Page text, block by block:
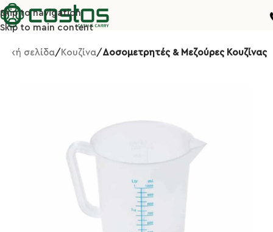
Skip to navigation
Skip to main content
σελίδα Κουζίνα Δοσομετρητές & Μεζούρες Κουζίνας